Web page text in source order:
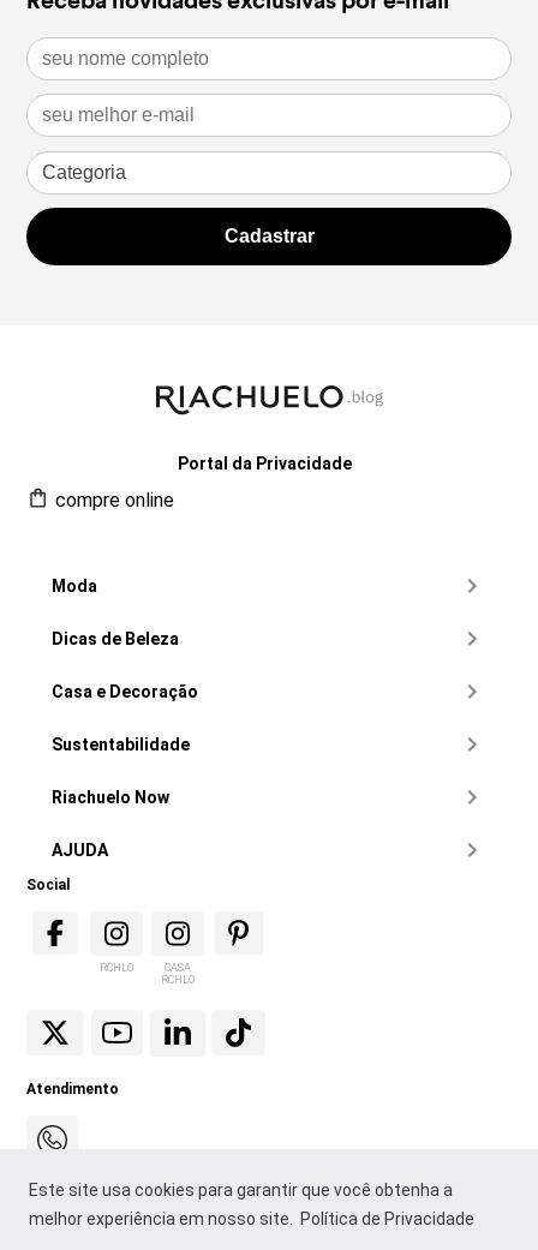
Este site usa cookies para garantir que você obtenha a
melhor experiência em nosso site. Política de Privacidade
Portal da Privacidade
compre online
Moda
Dicas de Beleza
Casa e Decoração
Sustentabilidade
Riachuelo Now
AJUDA
Social
RCHLO
CASA
RCHLO
Atendimento